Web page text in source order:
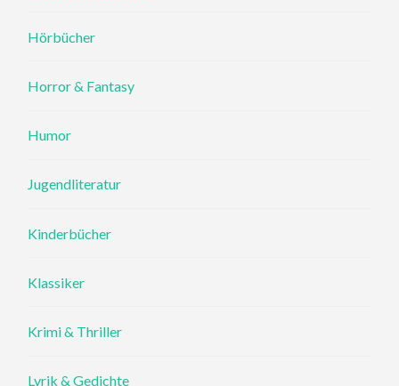
Hörbücher
Horror & Fantasy
Humor
Jugendliteratur
Kinderbücher
Klassiker
Krimi & Thriller
Lyrik & Gedichte